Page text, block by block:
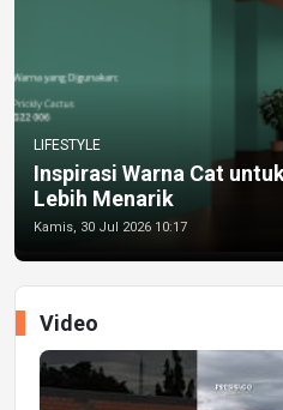
LIFESTYLE
Inspirasi Warna Cat
Lebih Menarik
Kamis, 30 Jul 2026 10:17
Video